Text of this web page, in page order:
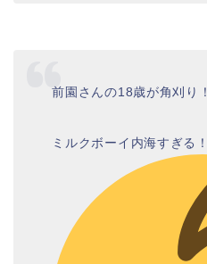
前園さんの18歳が角刈り！
ミルクボーイ内海すぎる！